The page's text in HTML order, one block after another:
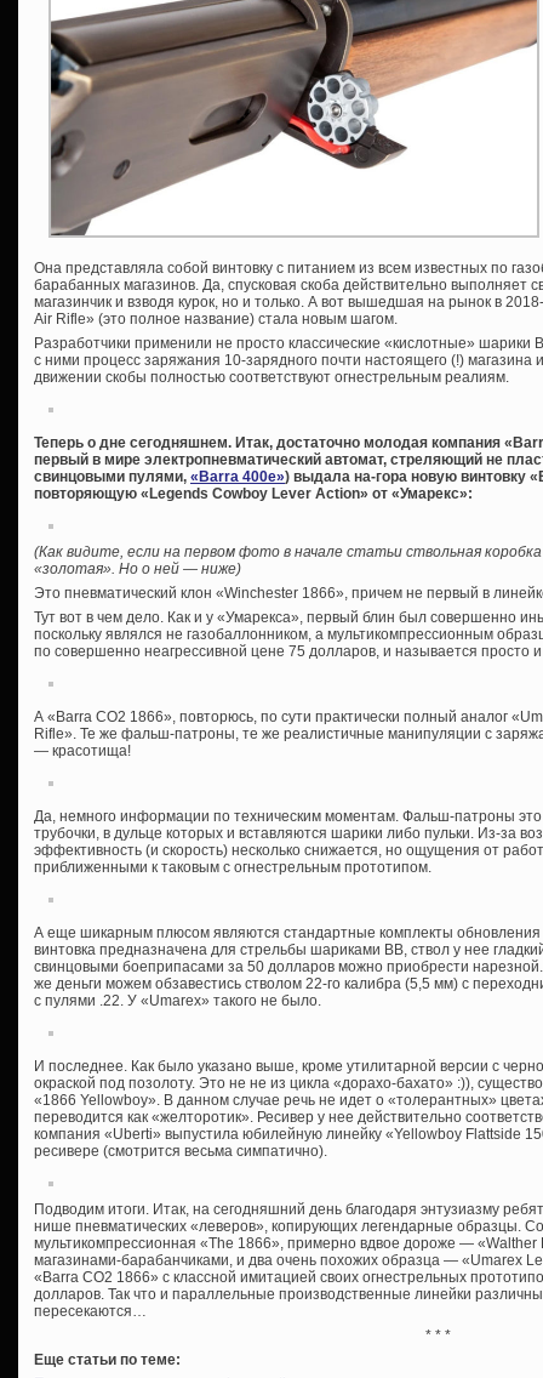
Она представляла собой винтовку с питанием из всем известных по
барабанных магазинов. Да, спусковая скоба действительно выполняет
магазинчик и взводя курок, но и только. А вот вышедшая на рынок в
Air Rifle» (это полное название) стала новым шагом.
Разработчики применили не просто классические «кислотные»
с ними процесс заряжания 10-зарядного почти настоящего (!) магазина
движении скобы полностью соответствуют огнестрельным реалиям.
Теперь о дне сегодняшнем. Итак, достаточно молодая компания
первый в мире электропневматический автомат, стреляющий не
свинцовыми пулями, «Barra 400e») выдала на-гора новую винтовку
повторяющую «Legends Cowboy Lever Action» от «Умарекс»:
(Как видите, если на первом фото в начале статьи ствольная
«золотая». Но о ней — ниже)
Это пневматический клон «Winchester 1866», причем не первый в
Тут вот в чем дело. Как и у «Умарекса», первый блин был совершенно
поскольку являлся не газобаллонником, а мультикомпрессионным
по совершенно неагрессивной цене 75 долларов, и называется просто
А «Barra CO2 1866», повторюсь, по сути практически полный аналог
Rifle». Те же фальш-патроны, те же реалистичные манипуляции с
— красотища!
Да, немного информации по техническим моментам. Фальш-патроны
трубочки, в дульце которых и вставляются шарики либо пульки. Из-за
эффективность (и скорость) несколько снижается, но ощущения от
приближенными к таковым с огнестрельным прототипом.
А еще шикарным плюсом являются стандартные комплекты обновления
винтовка предназначена для стрельбы шариками ВВ, ствол у нее
свинцовыми боеприпасами за 50 долларов можно приобрести
же деньги можем обзавестись стволом 22-го калибра (5,5 мм) с
с пулями .22. У «Umarex» такого не было.
И последнее. Как было указано выше, кроме утилитарной версии с
окраской под позолоту. Это не не из цикла «дорахо-бахато» :)),
«1866 Yellowboy». В данном случае речь не идет о «толерантных»
переводится как «желторотик». Ресивер у нее действительно
компания «Uberti» выпустила юбилейную линейку «Yellowboy Flattside
ресивере (смотрится весьма симпатично).
Подводим итоги. Итак, на сегодняшний день благодаря энтузиазму
нише пневматических «леверов», копирующих легендарные образцы.
мультикомпрессионная «The 1866», примерно вдвое дороже — «Walther
магазинами-барабанчиками, и два очень похожих образца — «Umarex
«Barra CO2 1866» с классной имитацией своих огнестрельных
долларов. Так что и параллельные производственные линейки
пересекаются…
* * *
Еще статьи по теме: